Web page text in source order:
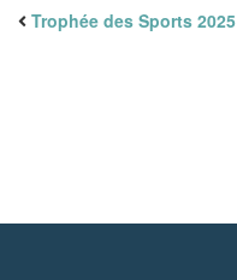
Trophée des Sports 2025